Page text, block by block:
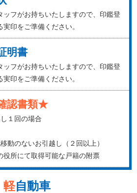
ッフがお持ちいたしますので、印鑑登
実印をご準備ください。
明書
ッフがお持ちいたしますので、印鑑登
実印をご準備ください。
認書類★
１回の場合
動のないお引越し（２回以上）
役所にて取得可能な戸籍の附票
軽自動車